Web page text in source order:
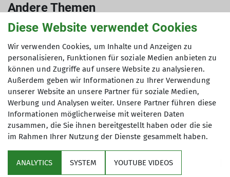
der Christophorus-Schule in Würzburg in unserem
Kletter- und Boulderzentrum in Würzburg durchgeführt.
mehr erfahren
Andere Themen
Geschichten aus unserer Sektion Geschichten vom Klettern
Geschichten von der Vernagthütte News
News Kletterzentrumsseite
News Startseite
Service
Diese Website verwendet Cookies
Wir verwenden Cookies, um Inhalte und Anzeigen zu
personalisieren, Funktionen für soziale Medien anbieten zu
können und Zugriffe auf unsere Website zu analysieren.
Außerdem geben wir Informationen zu Ihrer Verwendung
unserer Website an unsere Partner für soziale Medien,
Werbung und Analysen weiter. Unsere Partner führen diese
Informationen möglicherweise mit weiteren Daten
zusammen, die Sie ihnen bereitgestellt haben oder die sie
im Rahmen Ihrer Nutzung der Dienste gesammelt haben.
ANALYTICS SYSTEM YOUTUBE VIDEOS